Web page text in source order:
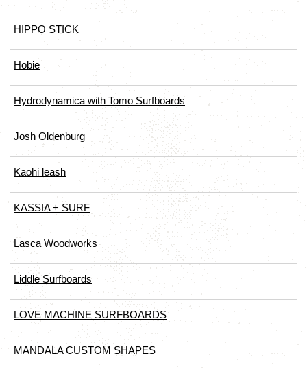
HIPPO STICK
Hobie
Hydrodynamica with Tomo Surfboards
Josh Oldenburg
Kaohi leash
KASSIA + SURF
Lasca Woodworks
Liddle Surfboards
LOVE MACHINE SURFBOARDS
MANDALA CUSTOM SHAPES